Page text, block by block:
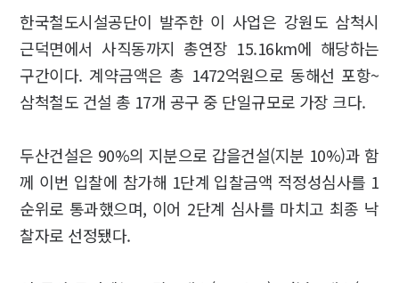
한국철도시설공단이 발주한 이 사업은 강원도 삼척시
근덕면에서 사직동까지 총연장 15.16km에 해당하는
구간이다. 계약금액은 총 1472억원으로 동해선 포항~
삼척철도 건설 총 17개 공구 중 단일규모로 가장 크다.
두산건설은 90%의 지분으로 갑을건설(지분 10%)과 함
께 이번 입찰에 참가해 1단계 입찰금액 적정성심사를 1
순위로 통과했으며, 이어 2단계 심사를 마치고 최종 낙
찰자로 선정됐다.